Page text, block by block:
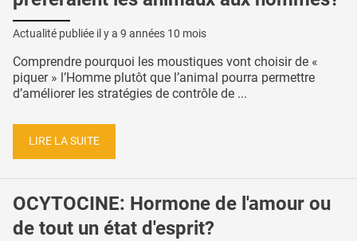
Actualité publiée il y a 9 années 10 mois
Comprendre pourquoi les moustiques vont choisir de «
piquer » l’Homme plutôt que l’animal pourra permettre
d’améliorer les stratégies de contrôle de ...
LIRE LA SUITE
OCYTOCINE: Hormone de l'amour ou
de tout un état d'esprit?